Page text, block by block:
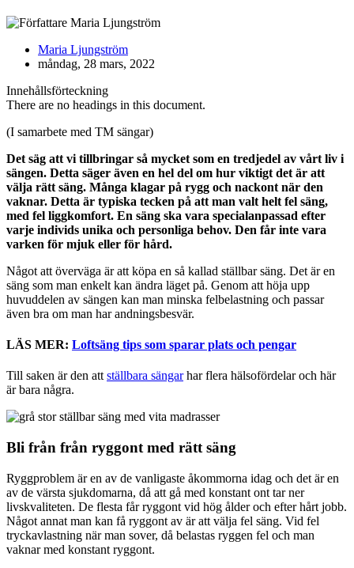
Maria Ljungström
måndag, 28 mars, 2022
Innehållsförteckning
There are no headings in this document.
(I samarbete med TM sängar)
Det säg att vi tillbringar så mycket som en tredjedel av vårt liv i
sängen. Detta säger även en hel del om hur viktigt det är att
välja rätt säng. Många klagar på rygg och nackont när den
vaknar. Detta är typiska tecken på att man valt helt fel säng,
med fel liggkomfort. En säng ska vara specialanpassad efter
varje individs unika och personliga behov. Den får inte vara
varken för mjuk eller för hård.
Något att överväga är att köpa en så kallad ställbar säng. Det är en
säng som man enkelt kan ändra läget på. Genom att höja upp
huvuddelen av sängen kan man minska felbelastning och passar
även bra om man har andningsbesvär.
LÄS MER: Loftsäng tips som sparar plats och pengar
Till saken är den att ställbara sängarhar flera hälsofördelar och här
är bara några.
Bli från från ryggont med rätt säng
Ryggproblem är en av de vanligaste åkommorna idag och det är en
av de värsta sjukdomarna, då att gå med konstant ont tar ner
livskvaliteten. De flesta får ryggont vid hög ålder och efter hårt jobb.
Något annat man kan få ryggont av är att välja fel säng. Vid fel
tryckavlastning när man sover, då belastas ryggen fel och man
vaknar med konstant ryggont.